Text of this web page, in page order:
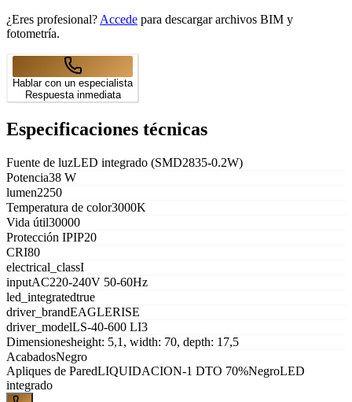
¿Eres profesional? Accede para descargar archivos BIM y
fotometría.
Hablar con un especialista
Respuesta inmediata
Especificaciones técnicas
Fuente de luzLED integrado (SMD2835-0.2W)
Potencia38 W
lumen2250
Temperatura de color3000K
Vida útil30000
Protección IPIP20
CRI80
electrical_classI
inputAC220-240V 50-60Hz
led_integratedtrue
driver_brandEAGLERISE
driver_modelLS-40-600 LI3
Dimensionesheight: 5,1, width: 70, depth: 17,5
AcabadosNegro
Apliques de ParedLIQUIDACION-1 DTO 70%NegroLED
integrado